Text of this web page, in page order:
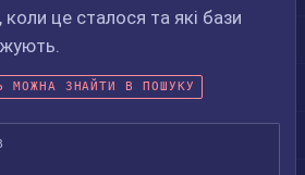
це сталося та які бази
МОЖНА ЗНАЙТИ В ПОШУКУ